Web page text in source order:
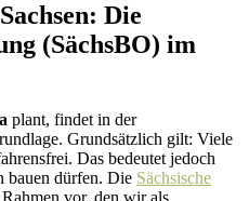
Die
(SächsBO) im
plant, findet in der
Grundsätzlich gilt: Viele
Das bedeutet jedoch
bauen dürfen. Die Sächsische
vor, den wir als